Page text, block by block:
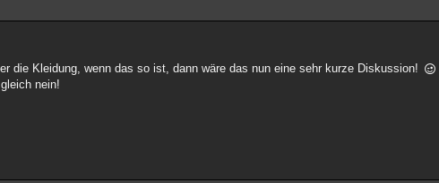
die Kleidung, wenn das so ist, dann wäre das nun eine sehr kurze Diskussion!
nein!